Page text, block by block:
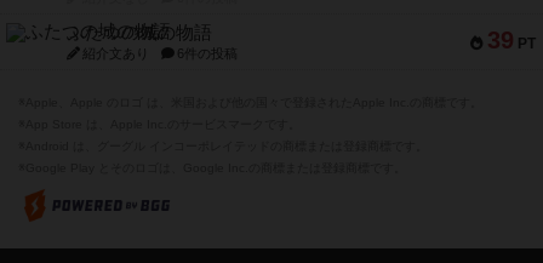
39 PT
ふたつの城の物語
紹介文あり 6件の投稿